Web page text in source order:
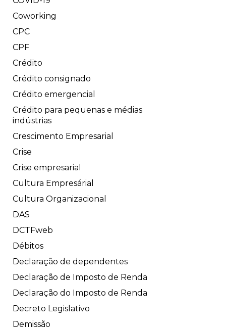
Coworking
CPC
CPF
Crédito
Crédito consignado
Crédito emergencial
Crédito para pequenas e médias
indústrias
Crescimento Empresarial
Crise
Crise empresarial
Cultura Empresárial
Cultura Organizacional
DAS
DCTFweb
Débitos
Declaração de dependentes
Declaração de Imposto de Renda
Declaração do Imposto de Renda
Decreto Legislativo
Demissão